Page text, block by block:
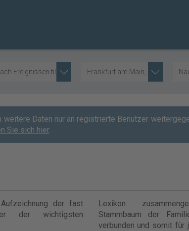
Ereignissen filtern Frankfurt am Main, GER
weitere Daten nur an registrierte Benutzer
Sie sich hier.
der fast
der wichtigsten
Lexikon
Stammbaum der
verbunden und somit